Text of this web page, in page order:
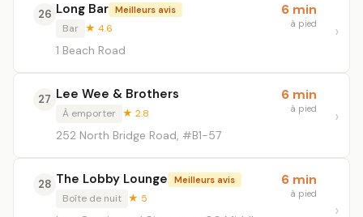
26 Long Bar Meilleurs avis
Bar ★ 4.6
1 Beach Road
6 min
à pied
27 Lee Wee & Brothers
À emporter ★ 2.8
252 North Bridge Road, #B1-57
6 min
à pied
28 The Lobby Lounge Meilleurs avis
Boîte de nuit ★ 5
6 min
à pied